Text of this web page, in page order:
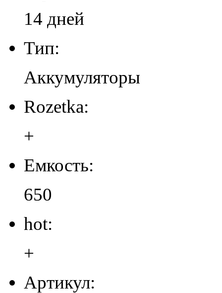
14 дней
Тип:
Аккумуляторы
Rozetka:
+
Емкость:
650
hot:
+
Артикул: